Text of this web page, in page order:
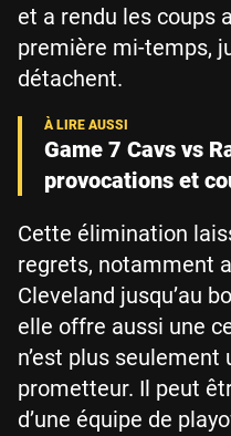
et a rendu les coups
première mi-temps,
détachent.
Game 7 Cavs vs
provocations et
Cette élimination
regrets, notamment
Cleveland jusqu’au
elle offre aussi une
n’est plus seulement
prometteur. Il peut
d’une équipe de